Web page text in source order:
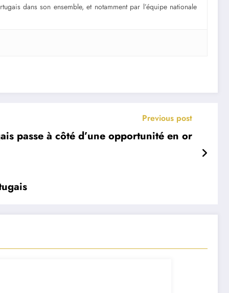
dans son ensemble, et notamment par l’équipe nationale
Previous post
passe à côté d’une opportunité en or